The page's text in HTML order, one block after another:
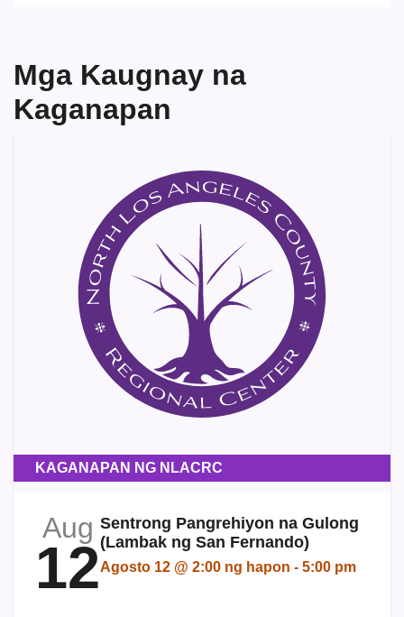
Mga Kaugnay na
Kaganapan
KAGANAPAN NG NLACRC
Aug
12
Sentrong Pangrehiyon na Gulong
(Lambak ng San Fernando)
Agosto 12 @ 2:00 ng hapon - 5:00 pm